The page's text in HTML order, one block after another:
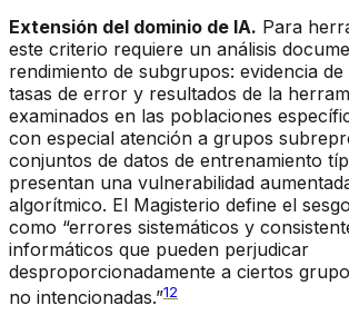
Extensión del dominio de IA. Para
este criterio requiere un análisis
rendimiento de subgrupos: evidencia
tasas de error y resultados de la
examinados en las poblaciones
con especial atención a grupos
conjuntos de datos de entrenamiento
presentan una vulnerabilidad
algorítmico. El Magisterio define el
como “errores sistemáticos y
informáticos que pueden perjudicar
desproporcionadamente a ciertos
no intencionadas.”12